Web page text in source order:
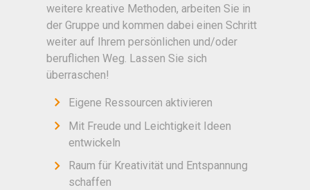
weitere kreative Methoden, arbeiten Sie in
der Gruppe und kommen dabei einen Schritt
weiter auf Ihrem persönlichen und/oder
beruflichen Weg. Lassen Sie sich
überraschen!
Eigene Ressourcen aktivieren
Mit Freude und Leichtigkeit Ideen
entwickeln
Raum für Kreativität und Entspannung
schaffen